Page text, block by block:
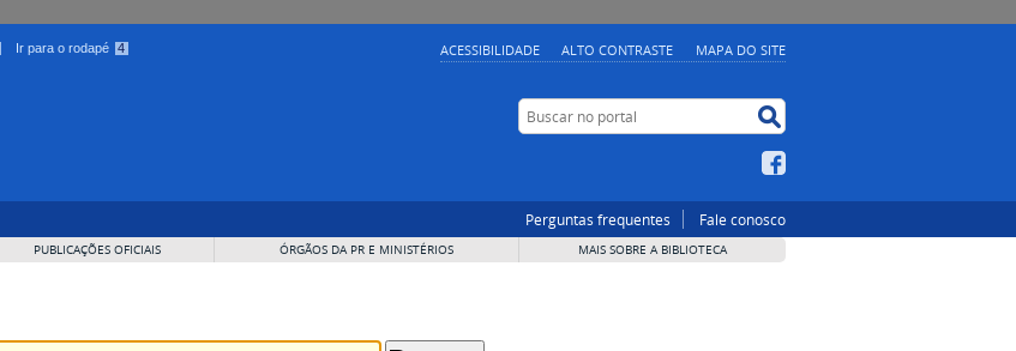
Ir para o rodapé 4 ACESSIBILIDADE ALTO CONTRASTE MAPA DO SITE
Buscar no portal
Perguntas frequentes Fale conosco
PUBLICAÇÕES OFICIAIS ÓRGÃOS DA PR E MINISTÉRIOS MAIS SOBRE A BIBLIOTECA